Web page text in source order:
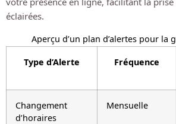
éclairées.
Aperçu d’un plan d’alertes pour la
Type d’Alerte Fréquence
Changement
d’horaires
Mensuelle